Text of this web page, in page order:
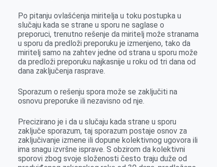
Po pitanju ovlašćenja miritelja u toku postupka u
slučaju kada se strane u sporu ne saglase o
preporuci, trenutno rešenje da miritelj može stranama
u sporu da predloži preporuku je izmenjeno, tako da
miritelj samo na zahtev jedne od strana u sporu može
da predloži preporuku najkasnije u roku od tri dana od
dana zaključenja rasprave.
Sporazum o rešenju spora može se zaključiti na
osnovu preporuke ili nezavisno od nje.
Precizirano je i da u slučaju kada strane u sporu
zaključe sporazum, taj sporazum postaje osnov za
zaključivanje izmene ili dopune kolektivnog ugovora ili
ima snagu izvršne isprave. S obzirom da kolektivni
sporovi zbog svoje složenosti često traju duže od